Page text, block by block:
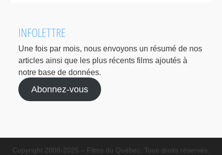
INFOLETTRE
Une fois par mois, nous envoyons un résumé de nos
articles ainsi que les plus récents films ajoutés à
notre base de données.
Abonnez-vous
Copyright 2008-2025 – Films du Québec. Tous droits réservés.